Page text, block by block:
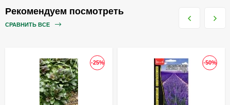
Рекомендуем посмотреть
СРАВНИТЬ ВСЕ
-25% -50%